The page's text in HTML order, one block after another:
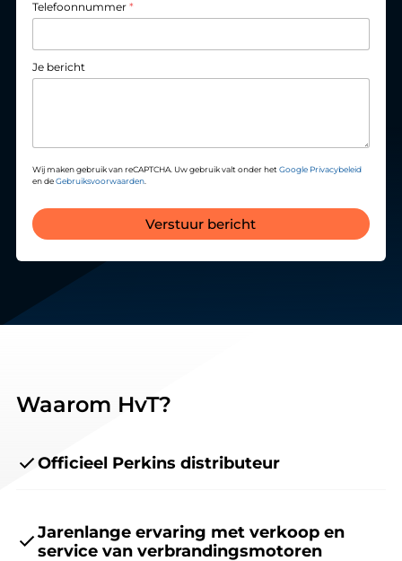
Telefoonnummer *
Je bericht
Wij maken gebruik van reCAPTCHA. Uw gebruik valt onder hetGoogle Privacybeleid
en deGebruiksvoorwaarden.
Verstuur bericht
Waarom HvT?
Officieel Perkins distributeur
Jarenlange ervaring met verkoop en
service van verbrandingsmotoren